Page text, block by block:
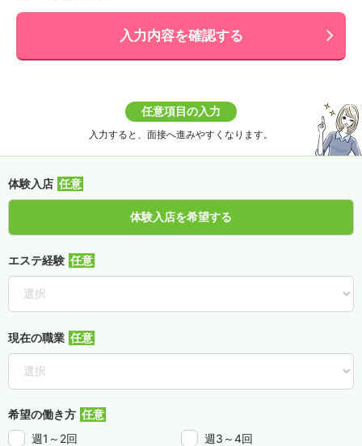
入力内容を確認する
任意項目の入力
入力すると、面接へ進みやすくなります。
体験入店
体験入店を希望する
エステ経験
現在の職業
希望の働き方
週1～2回
週3～4回